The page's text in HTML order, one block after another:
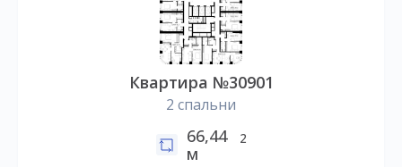
Квартира №30901
2 спальни
66,44
м
2